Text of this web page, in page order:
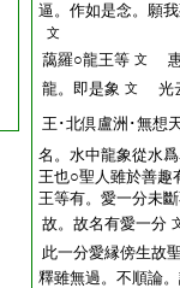
逼。作如是念。願
文
藹羅○龍王等 文
龍。即是象 文
光
王･北倶盧洲･無想
名。水中龍象從水
王也○聖人雖於善趣
王等有。愛一分未
故。故名有愛一分
此一分愛縁傍生故
釋雖無過。不順論